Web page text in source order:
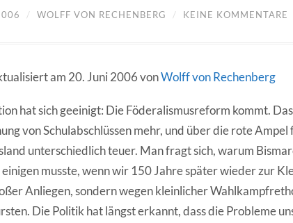
/ WOLFF VON RECHENBERG / KEINE KOMMENTARE
am 20. Juni 2006 vonWolff von Rechenberg
hat sich geeinigt: Die Föderalismusreform kommt.
von Schulabschlüssen mehr, und über die rote
unterschiedlich teuer. Man fragt sich, warum
einigen musste, wenn wir 150 Jahre später wieder zur
Anliegen, sondern wegen kleinlicher
Die Politik hat längst erkannt, dass die Probleme